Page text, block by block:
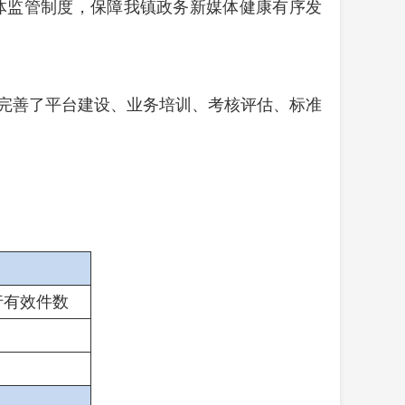
监管制度，保障我镇政务新媒体健康有序发
善了平台建设、业务培训、考核评估、标准
有效件数